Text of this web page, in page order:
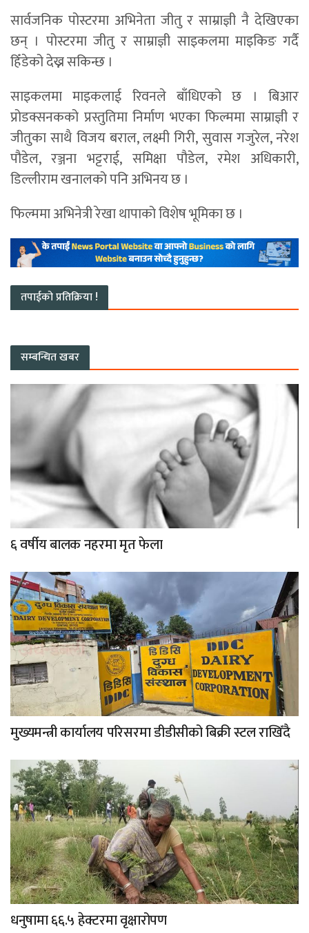
सार्वजनिक पोस्टरमा अभिनेता जीतु र साम्राज्ञी नै देखिएका
छन् । पोस्टरमा जीतु र साम्राज्ञी साइकलमा माइकिङ गर्दै
हिँडेको देख्न सकिन्छ ।
साइकलमा माइकलाई रिवनले बाँधिएको छ । बिआर
प्रोडक्सनकको प्रस्तुतिमा निर्माण भएका फिल्ममा साम्राज्ञी र
जीतुका साथै विजय बराल, लक्ष्मी गिरी, सुवास गजुरेल, नरेश
पौडेल, रञ्जना भट्टराई, समिक्षा पौडेल, रमेश अधिकारी,
डिल्लीराम खनालको पनि अभिनय छ ।
फिल्ममा अभिनेत्री रेखा थापाको विशेष भूमिका छ ।
तपाईको प्रतिक्रिया !
सम्बन्धित खबर
६ वर्षीय बालक नहरमा मृत फेला
मुख्यमन्त्री कार्यालय परिसरमा डीडीसीको बिक्री स्टल राखिँदै
धनुषामा ६६.५ हेक्टरमा वृक्षारोपण